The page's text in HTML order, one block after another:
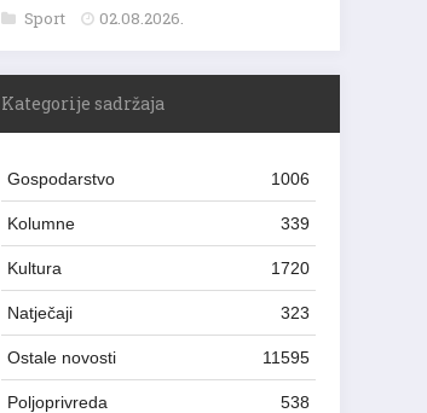
Sport 02.08.2026.
Kategorije sadržaja
Gospodarstvo 1006
Kolumne 339
Kultura 1720
Natječaji 323
Ostale novosti 11595
Poljoprivreda 538